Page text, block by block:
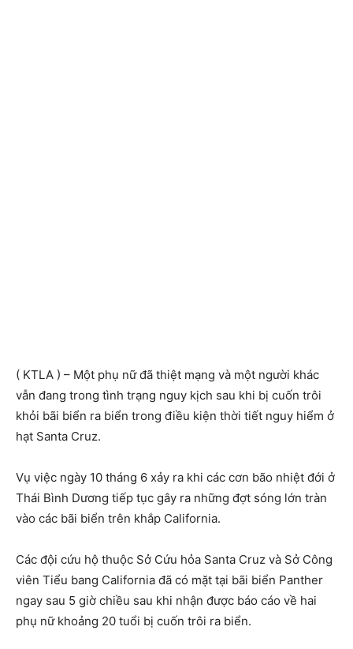
( KTLA ) – Một phụ nữ đã thiệt mạng và một người khác
vẫn đang trong tình trạng nguy kịch sau khi bị cuốn trôi
khỏi bãi biển ra biển trong điều kiện thời tiết nguy hiểm ở
hạt Santa Cruz.
Vụ việc ngày 10 tháng 6 xảy ra khi các cơn bão nhiệt đới ở
Thái Bình Dương tiếp tục gây ra những đợt sóng lớn tràn
vào các bãi biển trên khắp California.
Các đội cứu hộ thuộc Sở Cứu hỏa Santa Cruz và Sở Công
viên Tiểu bang California đã có mặt tại bãi biển Panther
ngay sau 5 giờ chiều sau khi nhận được báo cáo về hai
phụ nữ khoảng 20 tuổi bị cuốn trôi ra biển.